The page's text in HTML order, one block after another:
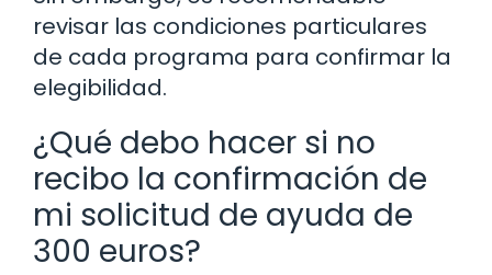
revisar las condiciones particulares
de cada programa para confirmar la
elegibilidad.
¿Qué debo hacer si no
recibo la confirmación de
mi solicitud de ayuda de
300 euros?